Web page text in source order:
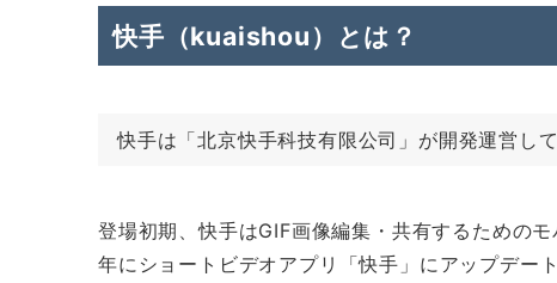
快手（kuaishou）とは？
快手は「北京快手科技有限公司」が開発運営し
登場初期、快手はGIF画像編集・共有するための
年にショートビデオアプリ「快手」にアップデー